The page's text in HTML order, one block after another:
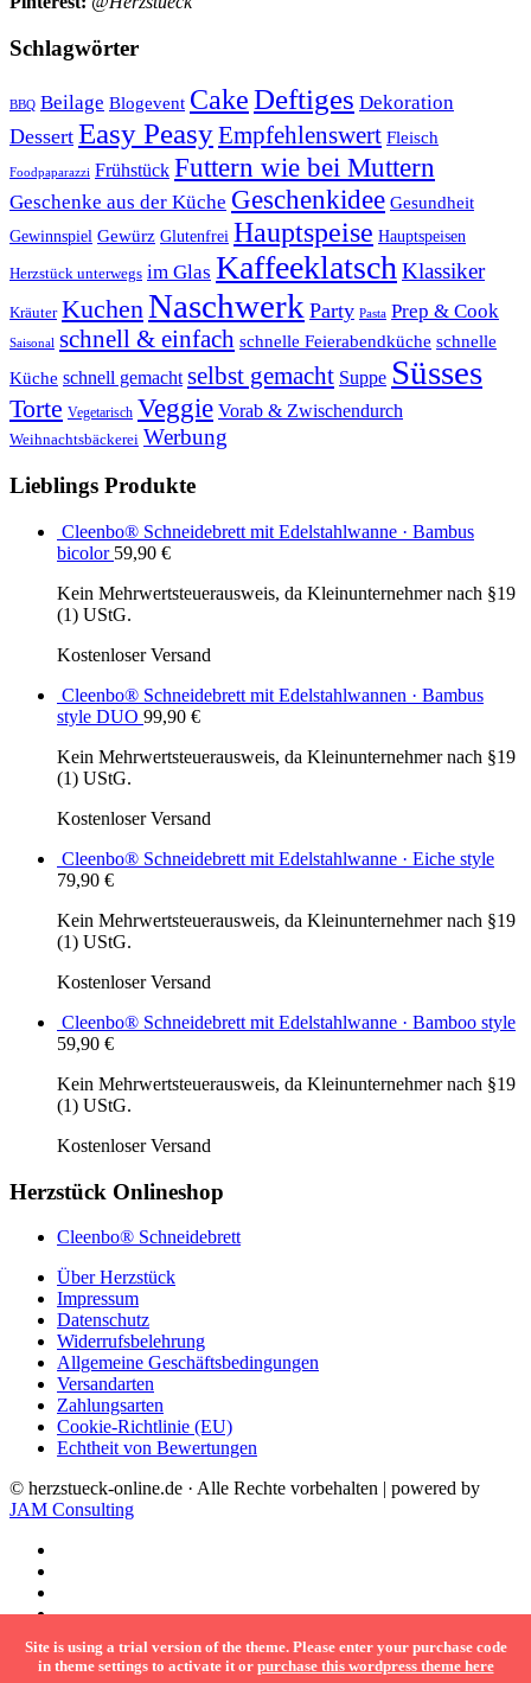
Schlagwörter
BBQ Beilage Blogevent CakeDeftiges Dekoration
Dessert Easy PeasyEmpfehlenswert Fleisch
Foodpaparazzi Frühstück Futtern wie bei Muttern
Geschenke aus der Küche Geschenkidee Gesundheit
Gewinnspiel Gewürz Glutenfrei Hauptspeise Hauptspeisen
Herzstück unterwegs im Glas KaffeeklatschKlassiker
Kräuter KuchenNaschwerk Party Pasta Prep & Cook
Saisonal schnell & einfach schnelle Feierabendküche schnelle
Küche schnell gemacht selbst gemacht Suppe Süsses
Torte Vegetarisch Veggie Vorab & Zwischendurch
Weihnachtsbäckerei Werbung
Lieblings Produkte
Cleenbo® Schneidebrett mit Edelstahlwanne · Bambus
bicolor 59,90 €
Kein Mehrwertsteuerausweis, da Kleinunternehmer nach §19
(1) UStG.
Kostenloser Versand
Cleenbo® Schneidebrett mit Edelstahlwannen · Bambus
style DUO 99,90 €
Kein Mehrwertsteuerausweis, da Kleinunternehmer nach §19
(1) UStG.
Kostenloser Versand
Cleenbo® Schneidebrett mit Edelstahlwanne · Eiche style
79,90 €
Kein Mehrwertsteuerausweis, da Kleinunternehmer nach §19
(1) UStG.
Kostenloser Versand
Cleenbo® Schneidebrett mit Edelstahlwanne · Bamboo style
59,90 €
Kein Mehrwertsteuerausweis, da Kleinunternehmer nach §19
(1) UStG.
Kostenloser Versand
Herzstück Onlineshop
Cleenbo® Schneidebrett
Über Herzstück
Impressum
Datenschutz
Widerrufsbelehrung
Allgemeine Geschäftsbedingungen
Versandarten
Zahlungsarten
Cookie-Richtlinie (EU)
Echtheit von Bewertungen
© herzstueck-online.de · Alle Rechte vorbehalten | powered by
JAM Consulting
Site is using a trial version of the theme. Please enter your purchase code
in theme settings to activate it or purchase this wordpress theme here